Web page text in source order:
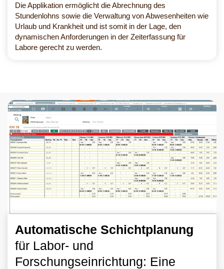
Die Applikation ermöglicht die Abrechnung des
Stundenlohns sowie die Verwaltung von Abwesenheiten wie
Urlaub und Krankheit und ist somit in der Lage, den
dynamischen Anforderungen in der Zeiterfassung für
Labore gerecht zu werden.
Automatische Schichtplanung
für Labor- und
Forschungseinrichtung: Eine